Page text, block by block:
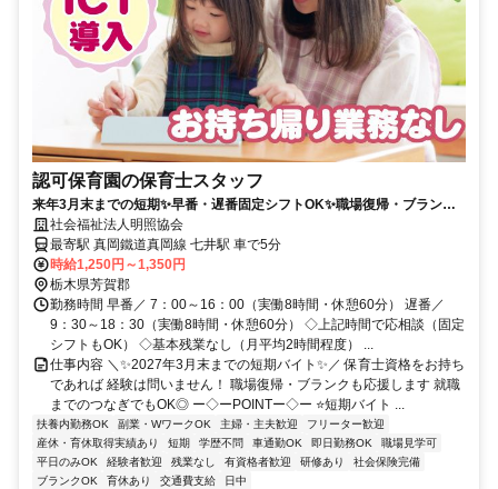
認可保育園の保育士スタッフ
来年3月末までの短期✨早番・遅番固定シフトOK✨職場復帰・ブランク
も応援✨要保育士免許✨
社会福祉法人明照協会
最寄駅 真岡鐵道真岡線 七井駅 車で5分
時給1,250円～1,350円
栃木県芳賀郡
勤務時間 早番／ 7：00～16：00（実働8時間・休憩60分） 遅番／
9：30～18：30（実働8時間・休憩60分） ◇上記時間で応相談（固定
シフトもOK） ◇基本残業なし（月平均2時間程度） ...
仕事内容 ＼✨2027年3月末までの短期バイト✨／ 保育士資格をお持ち
であれば 経験は問いません！ 職場復帰・ブランクも応援します 就職
までのつなぎでもOK◎ ー◇ーPOINTー◇ー ⭐短期バイト ...
扶養内勤務OK 副業・WワークOK 主婦・主夫歓迎
フリーター歓迎
産休・育休取得実績あり
短期 学歴不問 車通勤OK 即日勤務OK
職場見学可
平日のみOK
経験者歓迎 残業なし 有資格者歓迎 研修あり
社会保険完備
ブランクOK
育休あり 交通費支給 日中